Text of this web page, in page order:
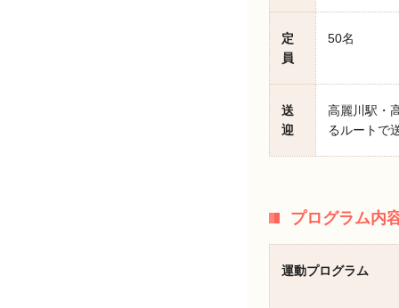
定
員
50名
送
迎
高麗川駅・
るルートで
プログラム内
運動プログラム